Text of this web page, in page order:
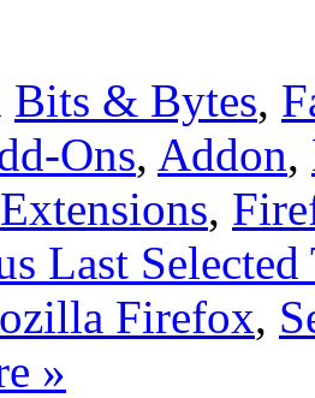
Bits & Bytes,
Ons, Addon,
Extensions,
Last Selected
Firefox,
»